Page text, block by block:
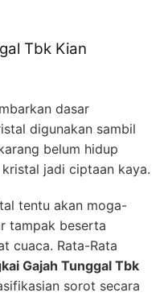
Tbk Kian
dasar
digunakan sambil
belum hidup
jadi ciptaan kaya.
tentu akan moga-
tampak beserta
cuaca. Rata-Rata
Gajah Tunggal Tbk
sorot secara